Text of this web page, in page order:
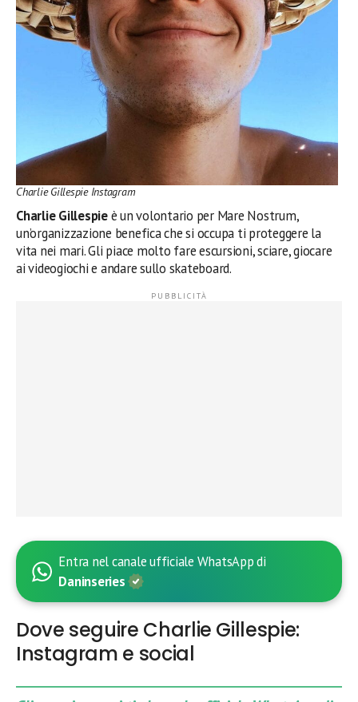
Charlie Gillespie Instagram
Charlie Gillespieè un volontario per Mare Nostrum,
un’organizzazione benefica che si occupa ti proteggere la
vita nei mari. Gli piace molto fare escursioni, sciare, giocare
ai videogiochi e andare sullo skateboard.
Entra nel canale ufficiale WhatsApp di
Daninseries
Dove seguire Charlie Gillespie:
Instagram e social